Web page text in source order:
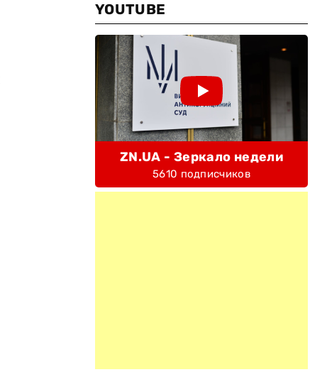
YOUTUBE
ZN.UA - Зеркало недели
5610 подписчиков